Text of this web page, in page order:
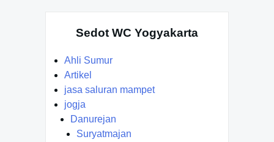
Sedot WC Yogyakarta
Ahli Sumur
Artikel
jasa saluran mampet
jogja
Danurejan
Suryatmajan